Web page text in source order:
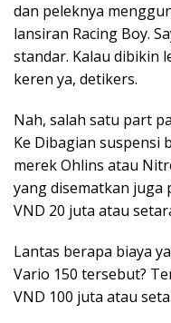
dan peleknya
lansiran Racing Boy.
standar. Kalau dibikin
keren ya, detikers.
Nah, salah satu part
Ke Dibagian suspensi
merek Ohlins atau
yang disematkan juga
VND 20 juta atau
Lantas berapa biaya
Vario 150 tersebut?
VND 100 juta atau